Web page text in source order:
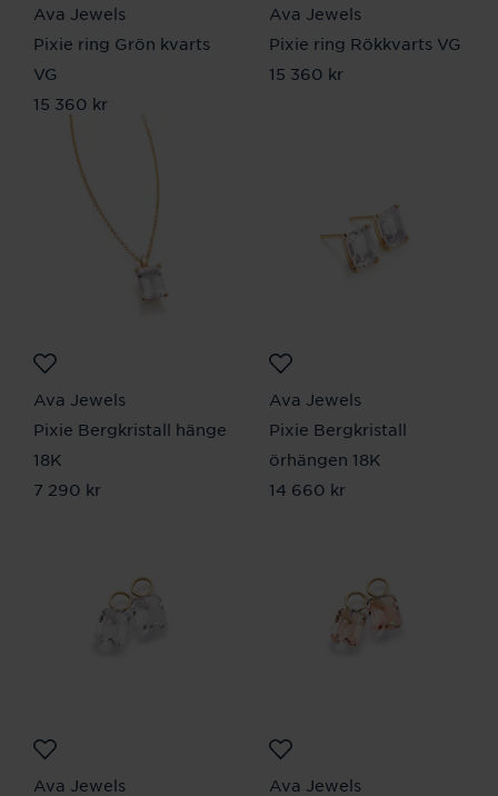
Ava Jewels
Pixie ring Grön kvarts
VG
Pris:15 360 kr
15 360 kr
Ava Jewels
Pixie ring Rökkvarts VG
Pris:15 360 kr
15 360 kr
Ava Jewels
Pixie Bergkristall hänge
18K
Pris:7 290 kr
7 290 kr
Ava Jewels
Pixie Bergkristall
örhängen 18K
Pris:14 660 kr
14 660 kr
Ava Jewels
Ava Jewels